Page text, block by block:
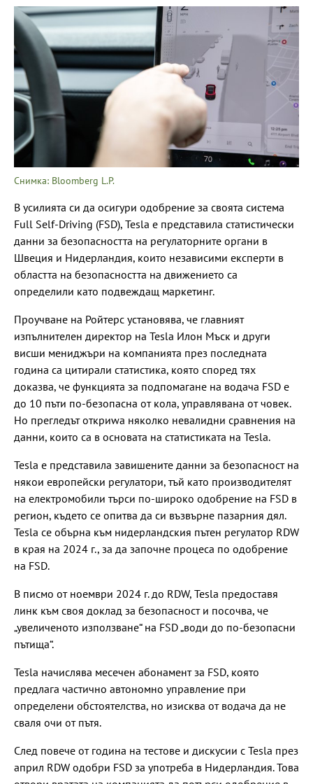
Снимка: Bloomberg L.P.
В усилията си да осигури одобрение за своята система
Full Self-Driving (FSD), Tesla е представила статистически
данни за безопасността на регулаторните органи в
Швеция и Нидерландия, които независими експерти в
областта на безопасността на движението са
определили като подвеждащ маркетинг.
Проучване на Ройтерс установява, че главният
изпълнителен директор на Tesla Илон Мъск и други
висши мениджъри на компанията през последната
година са цитирали статистика, която според тях
доказва, че функцията за подпомагане на водача FSD е
до 10 пъти по-безопасна от кола, управлявана от човек.
Но прегледът откриwa няколко невалидни сравнения на
данни, които са в основата на статистиката на Tesla.
Tesla е представила завишените данни за безопасност на
някои европейски регулатори, тъй като производителят
на електромобили търси по-широко одобрение на FSD в
регион, където се опитва да си възвърне пазарния дял.
Tesla се обърна към нидерландския пътен регулатор RDW
в края на 2024 г., за да започне процеса по одобрение
на FSD.
В писмо от ноември 2024 г. до RDW, Tesla предоставя
линк към своя доклад за безопасност и посочва, че
„увеличеното използване“ на FSD „води до по-безопасни
пътища“.
Tesla начислява месечен абонамент за FSD, която
предлага частично автономно управление при
определени обстоятелства, но изисква от водача да не
сваля очи от пътя.
След повече от година на тестове и дискусии с Tesla през
април RDW одобри FSD за употреба в Нидерландия. Това